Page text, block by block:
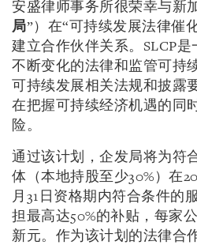
安盛律师事务所很荣幸与新
局”）在“可持续发展法律催
建立合作伙伴关系。SLCP
不断变化的法律和监管可持
可持续发展相关法规和披露
在把握可持续经济机遇的同
险。
通过该计划，企发局将为符
体（本地持股至少30%）在
月31日资格期内符合条件的
担最高达50%的补贴，每家
新元。作为该计划的法律合